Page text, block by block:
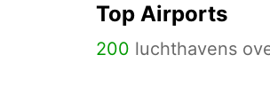
Top Airports
200 luchthavens